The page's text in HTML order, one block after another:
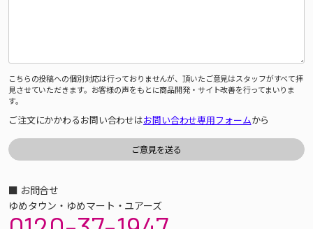
こちらの投稿への個別対応は行っておりませんが、頂いたご意見はスタッフがすべて拝
見させていただきます。お客様の声をもとに商品開発・サイト改善を行ってまいりま
す。
ご注文にかかわるお問い合わせはお問い合わせ専用フォームから
■ お問合せ
ゆめタウン・ゆめマート・ユアーズ